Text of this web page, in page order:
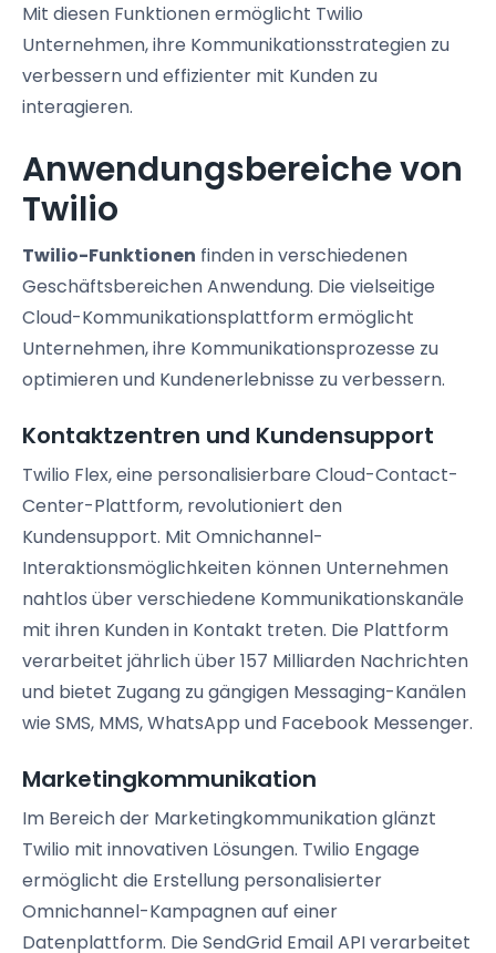
Mit diesen Funktionen ermöglicht Twilio
Unternehmen, ihre Kommunikationsstrategien zu
verbessern und effizienter mit Kunden zu
interagieren.
Anwendungsbereiche von
Twilio
Twilio-Funktionen finden in verschiedenen
Geschäftsbereichen Anwendung. Die vielseitige
Cloud-Kommunikationsplattform ermöglicht
Unternehmen, ihre Kommunikationsprozesse zu
optimieren und Kundenerlebnisse zu verbessern.
Kontaktzentren und Kundensupport
Twilio Flex, eine personalisierbare Cloud-Contact-
Center-Plattform, revolutioniert den
Kundensupport. Mit Omnichannel-
Interaktionsmöglichkeiten können Unternehmen
nahtlos über verschiedene Kommunikationskanäle
mit ihren Kunden in Kontakt treten. Die Plattform
verarbeitet jährlich über 157 Milliarden Nachrichten
und bietet Zugang zu gängigen Messaging-Kanälen
wie SMS, MMS, WhatsApp und Facebook Messenger.
Marketingkommunikation
Im Bereich der Marketingkommunikation glänzt
Twilio mit innovativen Lösungen. Twilio Engage
ermöglicht die Erstellung personalisierter
Omnichannel-Kampagnen auf einer
Datenplattform. Die SendGrid Email API verarbeitet